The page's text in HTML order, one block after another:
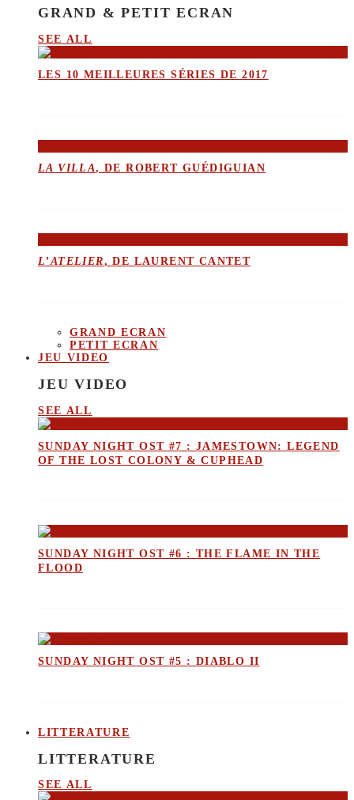
GRAND & PETIT ECRAN
SEE ALL
LES 10 MEILLEURES SÉRIES DE 2017
LA VILLA, DE ROBERT GUÉDIGUIAN
L’ATELIER, DE LAURENT CANTET
GRAND ECRAN
PETIT ECRAN
JEU VIDEO
JEU VIDEO
SEE ALL
SUNDAY NIGHT OST #7 : JAMESTOWN: LEGEND
OF THE LOST COLONY & CUPHEAD
SUNDAY NIGHT OST #6 : THE FLAME IN THE
FLOOD
SUNDAY NIGHT OST #5 : DIABLO II
LITTERATURE
LITTERATURE
SEE ALL